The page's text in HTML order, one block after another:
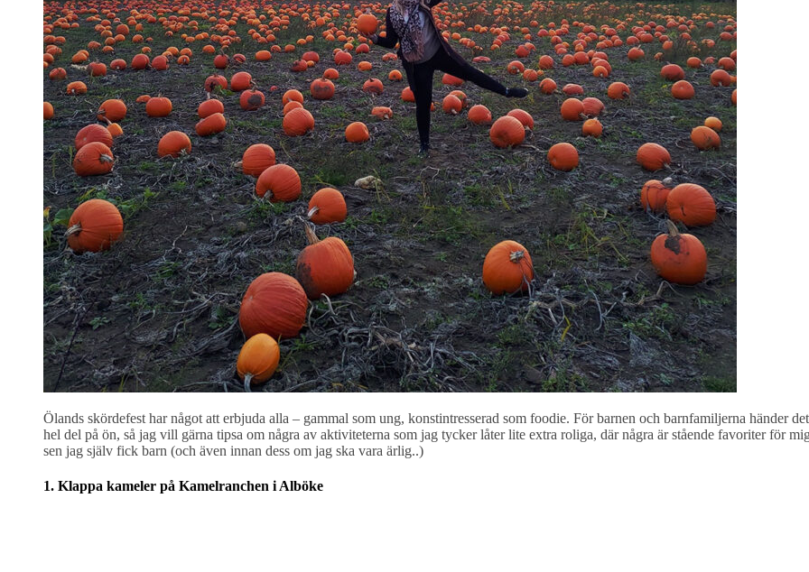
Ölands skördefest har något att erbjuda alla – gammal som ung, konstintresserad som foodie. För barnen och barnfamiljerna händer
hel del på ön, så jag vill gärna tipsa om några av aktiviteterna som jag tycker låter lite extra roliga, där några är stående favoriter för
sen jag själv fick barn (och även innan dess om jag ska vara ärlig..)
1. Klappa kameler på Kamelranchen i Alböke